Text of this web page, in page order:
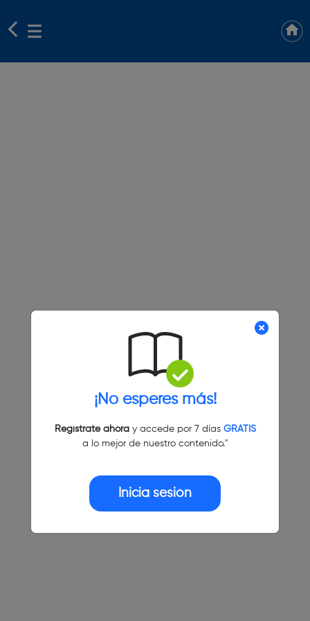
¡No esperes más!
Regístrate ahoray accede por 7 días GRATIS
a lo mejor de nuestro contenido."
Inicia sesión